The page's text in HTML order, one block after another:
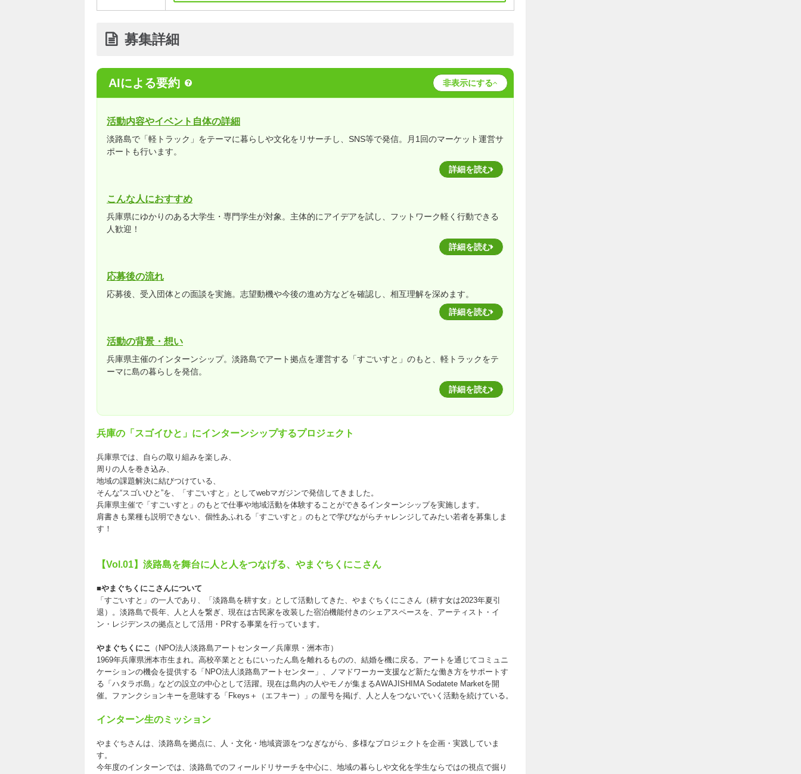
募集詳細
AIによる要約 非表示にする
活動内容やイベント自体の詳細
淡路島で「軽トラック」をテーマに暮らしや文化をリサーチし、SNS等で発信。月1回のマーケット運営サ
ポートも行います。
詳細を読む
こんな人におすすめ
兵庫県にゆかりのある大学生・専門学生が対象。主体的にアイデアを試し、フットワーク軽く行動できる
人歓迎！
詳細を読む
応募後の流れ
応募後、受入団体との面談を実施。志望動機や今後の進め方などを確認し、相互理解を深めます。
詳細を読む
活動の背景・想い
兵庫県主催のインターンシップ。淡路島でアート拠点を運営する「すごいすと」のもと、軽トラックをテ
ーマに島の暮らしを発信。
詳細を読む
兵庫の「スゴイひと」にインターンシップするプロジェクト
兵庫県では、自らの取り組みを楽しみ、
周りの人を巻き込み、
地域の課題解決に結びつけている、
そんな“スゴいひと”を、「すごいすと」としてwebマガジンで発信してきました。
兵庫県主催で「すごいすと」のもとで仕事や地域活動を体験することができるインターンシップを実施します。
肩書きも業種も説明できない、個性あふれる「すごいすと」のもとで学びながらチャレンジしてみたい若者を募集しま
す！
【Vol.01】淡路島を舞台に人と人をつなげる、やまぐちくにこさん
■やまぐちくにこさんについて
「すごいすと」の一人であり、「淡路島を耕す女」として活動してきた、やまぐちくにこさん（耕す女は2023年夏引
退）。淡路島で長年、人と人を繋ぎ、現在は古民家を改装した宿泊機能付きのシェアスペースを、アーティスト・イ
ン・レジデンスの拠点として活用・PRする事業を行っています。
やまぐちくにこ
（NPO法人淡路島アートセンター／兵庫県・洲本市）
1969年兵庫県洲本市生まれ。高校卒業とともにいったん島を離れるものの、結婚を機に戻る。アートを通じてコミュニ
ケーションの機会を提供する「NPO法人淡路島アートセンター」、ノマドワーカー支援など新たな働き方をサポートす
る「ハタラボ島」などの設立の中心として活躍。現在は島内の人やモノが集まるAWAJISHIMA Sodatete Marketを開
催。ファンクションキーを意味する「Fkeys＋（エフキー）」の屋号を掲げ、人と人をつないでいく活動を続けている。
インターン生のミッション
やまぐちさんは、淡路島を拠点に、人・文化・地域資源をつなぎながら、多様なプロジェクトを企画・実践していま
す。
今年度のインターンでは、淡路島でのフィールドリサーチを中心に、地域の暮らしや文化を学生ならではの視点で掘り